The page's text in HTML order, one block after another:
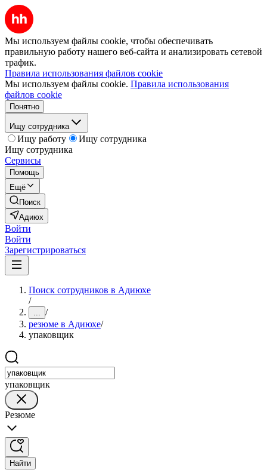
Мы используем файлы cookie, чтобы обеспечивать
правильную работу нашего веб-сайта и анализировать сетевой
трафик.
Правила использования файлов cookie
Мы используем файлы cookie. Правила использования
файлов cookie
Понятно
Ищу сотрудника
Ищу работу
Ищу сотрудника
Ищу сотрудника
Сервисы
Помощь
Ещё
Поиск
Адиюх
Войти
Войти
Зарегистрироваться
Поиск сотрудников в Адиюхе
/
... /
резюме в Адиюхе/
упаковщик
упаковщик
Резюме
Найти